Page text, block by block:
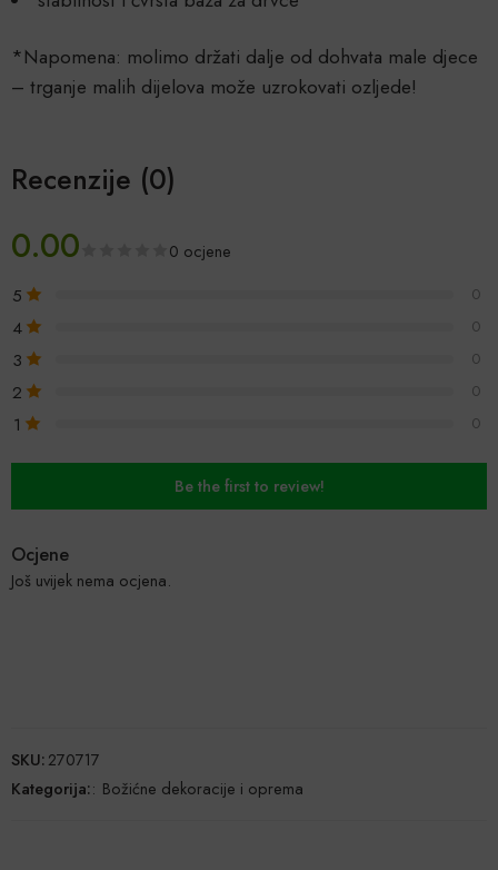
*Napomena: molimo držati dalje od dohvata male djece
– trganje malih dijelova može uzrokovati ozljede!
Recenzije (0)
0.00 0 ocjene
5 0
4 0
3 0
2 0
1 0
Be the first to review!
Ocjene
Još uvijek nema ocjena.
SKU:270717
Kategorija:: Božićne dekoracije i oprema